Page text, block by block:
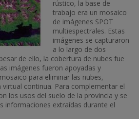
rústico, la base de
trabajo era un mosaico
de imágenes SPOT
multiespectrales. Estas
imágenes se capturaron
a lo largo de dos
de ello, la cobertura de nubes fue
imágenes fueron apoyadas y
para eliminar las nubes,
virtual continua. Para complementar el
los usos del suelo de la provincia y se
informaciones extraídas durante el